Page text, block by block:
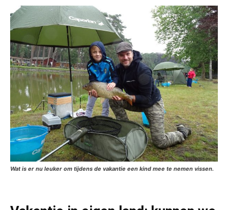
Wat is er nu leuker om tijdens de vakantie een kind mee te nemen vissen.